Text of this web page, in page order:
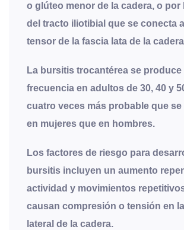
o glúteo menor de la cadera, o por
del tracto iliotibial que se conecta
tensor de la fascia lata de la
La bursitis trocantérea se
frecuencia en adultos de 30, 40 y
cuatro veces más probable que
en mujeres que en hombres.
Los factores de riesgo para
bursitis incluyen un aumento
actividad y movimientos
causan compresión o tensión en
lateral de la cadera.